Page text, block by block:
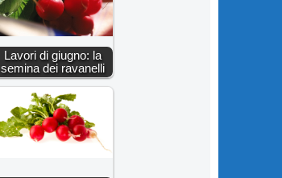
Lavori di giugno: la
semina dei ravanelli